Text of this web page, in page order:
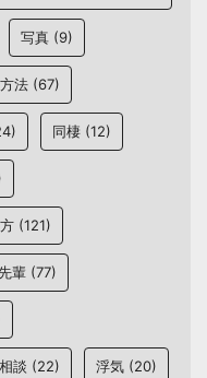
写真 (9)
法 (67)
同棲 (12)
(121)
輩 (77)
談 (22) 浮気 (20)